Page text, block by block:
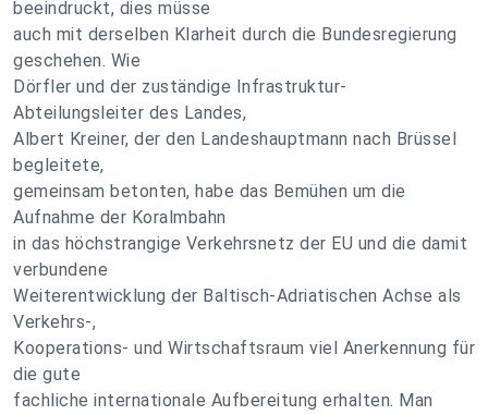
beeindruckt, dies müsse
auch mit derselben Klarheit durch die Bundesregierung
geschehen. Wie
Dörfler und der zuständige Infrastruktur-
Abteilungsleiter des Landes,
Albert Kreiner, der den Landeshauptmann nach Brüssel
begleitete,
gemeinsam betonten, habe das Bemühen um die
Aufnahme der Koralmbahn
in das höchstrangige Verkehrsnetz der EU und die damit
verbundene
Weiterentwicklung der Baltisch-Adriatischen Achse als
Verkehrs-,
Kooperations- und Wirtschaftsraum viel Anerkennung für
die gute
fachliche internationale Aufbereitung erhalten. Man